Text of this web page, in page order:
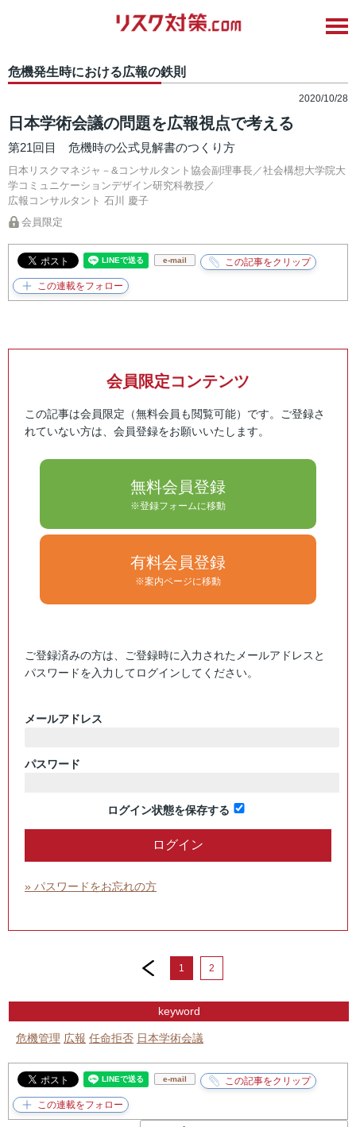
危機発生時における広報の鉄則
2020/10/28
日本学術会議の問題を広報視点で考える
第21回目 危機時の公式見解書のつくり方
日本リスクマネジャ－&コンサルタント協会副理事長／社会構想大学院大
学コミュニケーションデザイン研究科教授／
広報コンサルタント 石川 慶子
会員限定
e-mail
会員限定コンテンツ
この記事は会員限定（無料会員も閲覧可能）です。ご登録さ
れていない方は、会員登録をお願いいたします。
無料会員登録
※登録フォームに移動
有料会員登録
※案内ページに移動
ご登録済みの方は、ご登録時に入力されたメールアドレスと
パスワードを入力してログインしてください。
メールアドレス
パスワード
ログイン状態を保存する
» パスワードをお忘れの方
prev
1 2
keyword
危機管理 広報 任命拒否 日本学術会議
e-mail